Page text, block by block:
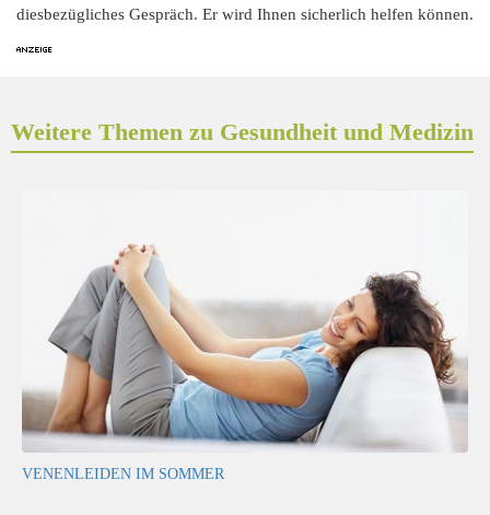
diesbezügliches Gespräch. Er wird Ihnen sicherlich helfen können.
Weitere Themen zu Gesundheit und Medizin
VENENLEIDEN IM SOMMER